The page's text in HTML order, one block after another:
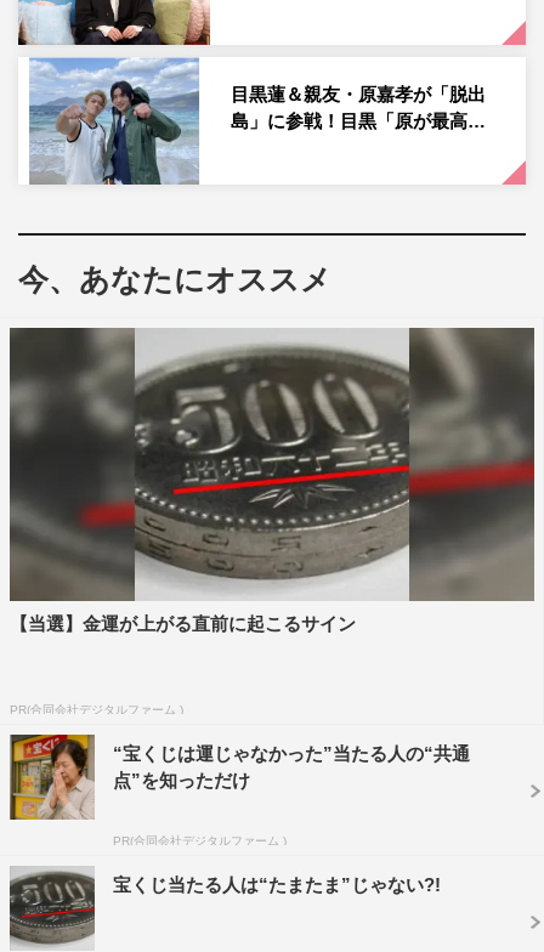
2023年3月26日（日）午後1時～1時30分
※一部地域を除く
番組公式サイト：https://www.tbs.co.jp/sore_snowman/
番組公式Twitter：@sore_snowman
番組公式Instagram：@sore_snowman_tbs
Snow Man ジャニーズ それスノ
ラウール 佐久間大介 向井康二
宮舘涼太 岩本照 深澤辰哉
渡辺翔太 目黒蓮 阿部亮平
目黒蓮＆親友・原嘉孝が「脱出
島」に参戦！目黒「原が最高…
今、あなたにオススメ
【当選】金運が上がる直前に起こるサイン
PR(合同会社デジタルファーム )
“宝くじは運じゃなかった”当たる人の“共通
点”を知っただけ
PR(合同会社デジタルファーム )
宝くじ当たる人は“たまたま”じゃない?!